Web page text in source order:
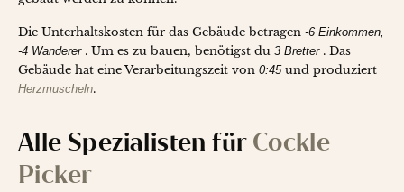
Die Unterhaltskosten für das Gebäude betragen -6 Einkommen
-4 Wanderer . Um es zu bauen, benötigst du 3 Bretter . Das
Gebäude hat eine Verarbeitungszeit von 0:45und produziert
Herzmuscheln.
Alle Spezialisten fürCockle
Picker